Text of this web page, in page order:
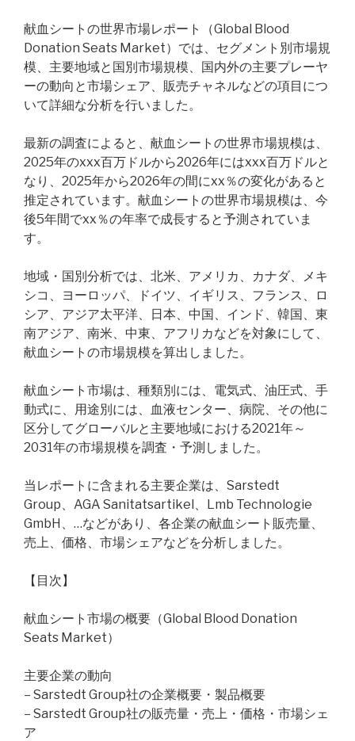
献血シートの世界市場レポート（Global Blood
Donation Seats Market）では、セグメント別市場規
模、主要地域と国別市場規模、国内外の主要プレーヤ
ーの動向と市場シェア、販売チャネルなどの項目につ
いて詳細な分析を行いました。
最新の調査によると、献血シートの世界市場規模は、
2025年のxxx百万ドルから2026年にはxxx百万ドルと
なり、2025年から2026年の間にxx％の変化があると
推定されています。献血シートの世界市場規模は、今
後5年間でxx％の年率で成長すると予測されていま
す。
地域・国別分析では、北米、アメリカ、カナダ、メキ
シコ、ヨーロッパ、ドイツ、イギリス、フランス、ロ
シア、アジア太平洋、日本、中国、インド、韓国、東
南アジア、南米、中東、アフリカなどを対象にして、
献血シートの市場規模を算出しました。
献血シート市場は、種類別には、電気式、油圧式、手
動式に、用途別には、血液センター、病院、その他に
区分してグローバルと主要地域における2021年～
2031年の市場規模を調査・予測しました。
当レポートに含まれる主要企業は、Sarstedt
Group、AGA Sanitatsartikel、Lmb Technologie
GmbH、…などがあり、各企業の献血シート販売量、
売上、価格、市場シェアなどを分析しました。
【目次】
献血シート市場の概要（Global Blood Donation
Seats Market）
主要企業の動向
– Sarstedt Group社の企業概要・製品概要
– Sarstedt Group社の販売量・売上・価格・市場シェ
ア